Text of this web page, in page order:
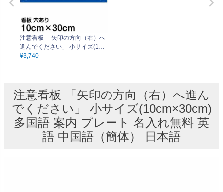
注意看板 「矢印の方向（右）へ
進んでください」 小サイズ(10c
m×30cm) 多国語 案内 プレート
¥3,740
注意看板 「矢印の方向（右）へ進ん
でください」 小サイズ(10cm×30cm)
多国語 案内 プレート 名入れ無料 英
語 中国語（簡体） 日本語